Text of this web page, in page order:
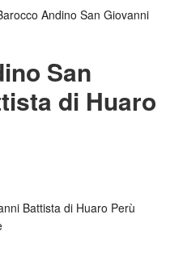
Andino San Giovanni
San
di Huaro